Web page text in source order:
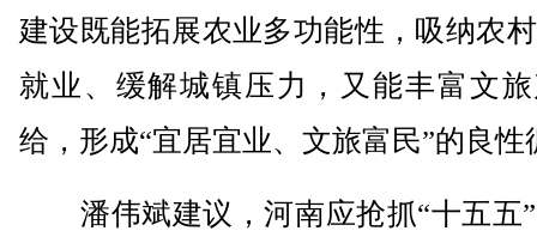
建设既能拓展农业多功能性，吸纳农
就业、缓解城镇压力，又能丰富文
给，形成“宜居宜业、文旅富民”的良性
潘伟斌建议，河南应抢抓“十五五